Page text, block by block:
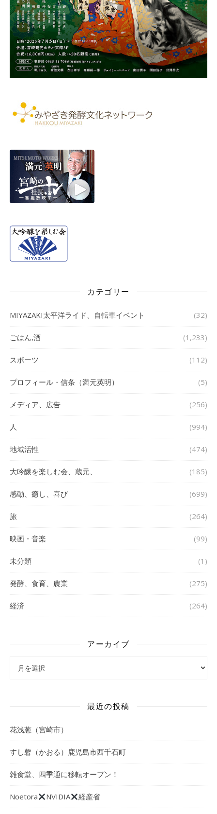
カテゴリー
MIYAZAKI太平洋ライド、自転車イベント (32)
ごはん,酒 (1,233)
スポーツ (112)
プロフィール・信条（満元英明） (5)
メディア、広告 (256)
人 (994)
地域活性 (474)
大吟醸を楽しむ会、蔵元、 (185)
感動、癒し、喜び (699)
旅 (264)
映画・音楽 (99)
未分類 (1)
発酵、食育、農業 (275)
経済 (264)
アーカイブ
最近の投稿
花浅葱（宮崎市）
すし馨（かおる）鹿児島市西千石町
雑食堂、四季通に移転オープン！
Noetora NVIDIA 経産省